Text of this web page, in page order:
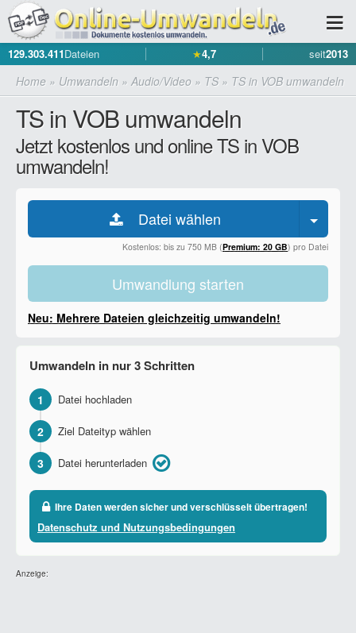
129.303.411Dateien ★4,7 seit2013
Home » Umwandeln » Audio/Video » TS » TS in VOB umwandeln
TS in VOB umwandeln
Jetzt kostenlos und online TS in VOB
umwandeln!
Datei wählen
Kostenlos: bis zu 750 MB (Premium: 20 GB) pro Datei
Umwandlung starten
Neu: Mehrere Dateien gleichzeitig umwandeln!
Umwandeln in nur 3 Schritten
1 Datei hochladen
2 Ziel Dateityp wählen
3 Datei herunterladen
Ihre Daten werden sicher und verschlüsselt übertragen!
Datenschutz und Nutzungsbedingungen
Anzeige: